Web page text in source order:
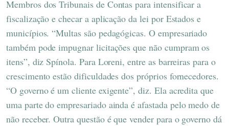
Membros dos Tribunais de Contas para intensificar a
fiscalização e checar a aplicação da lei por Estados e
municípios. “Multas são pedagógicas. O empresariado
também pode impugnar licitações que não cumpram os
itens”, diz Spínola. Para Loreni, entre as barreiras para o
crescimento estão dificuldades dos próprios fornecedores.
“O governo é um cliente exigente”, diz. Ela acredita que
uma parte do empresariado ainda é afastada pelo medo de
não receber. Outra questão é que vender para o governo dá